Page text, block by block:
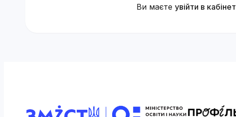
Ви маєте увійти в кабінет